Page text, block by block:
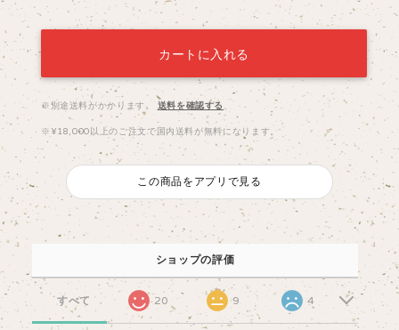
カートに入れる
※別途送料がかかります。 送料を確認する
※¥18,000以上のご注文で国内送料が無料になります。
この商品をアプリで見る
ショップの評価
すべて 20 9 4